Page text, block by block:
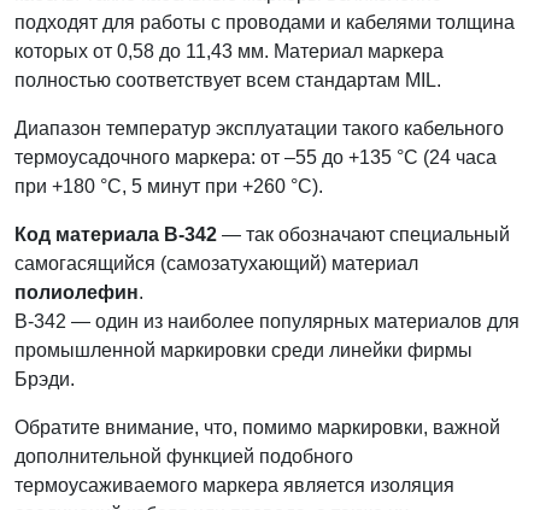
подходят для работы с проводами и кабелями толщина
которых от 0,58 до 11,43 мм. Материал маркера
полностью соответствует всем стандартам MIL.
Диапазон температур эксплуатации такого кабельного
термоусадочного маркера: от –55 до +135 °С (24 часа
при +180 °С, 5 минут при +260 °С).
Код материала B-342 — так обозначают специальный
самогасящийся (самозатухающий) материал
полиолефин.
B-342 — один из наиболее популярных материалов для
промышленной маркировки среди линейки фирмы
Брэди.
Обратите внимание, что, помимо маркировки, важной
дополнительной функцией подобного
термоусаживаемого маркера является изоляция